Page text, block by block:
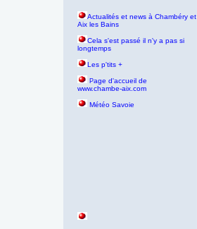
Actualités et news à Chambéry et
Aix les Bains
Cela s'est passé il n'y a pas si
longtemps
Les p'tits +
Page d'accueil de
www.chambe-aix.com
Météo Savoie